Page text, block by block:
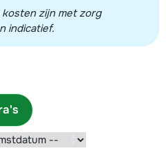
zijn met zorg
indicatief.